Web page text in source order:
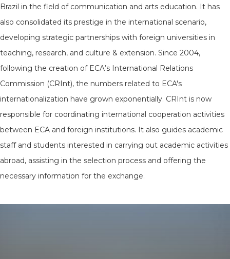
Brazil in the field of communication and arts education. It has
also consolidated its prestige in the international scenario,
developing strategic partnerships with foreign universities in
teaching, research, and culture & extension. Since 2004,
following the creation of ECA’s International Relations
Commission (CRInt), the numbers related to ECA's
internationalization have grown exponentially. CRInt is now
responsible for coordinating international cooperation activities
between ECA and foreign institutions. It also guides academic
staff and students interested in carrying out academic activities
abroad, assisting in the selection process and offering the
necessary information for the exchange.